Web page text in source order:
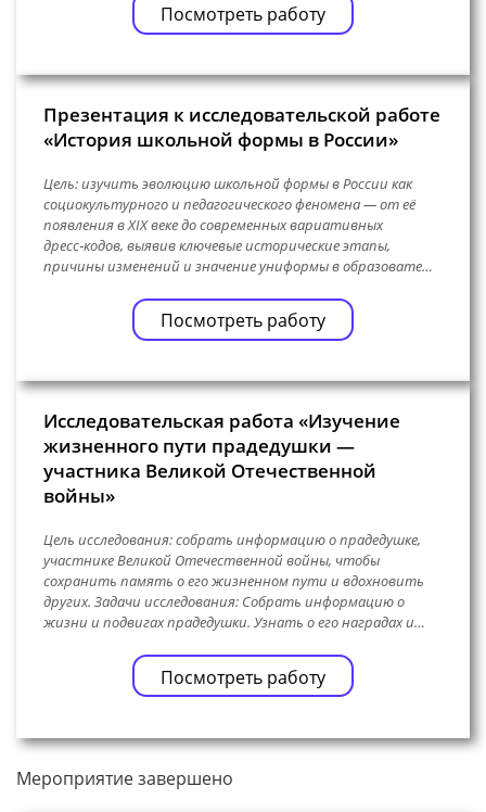
Посмотреть работу
Презентация к исследовательской работе
«История школьной формы в России»
Цель: изучить эволюцию школьной формы в России как
социокультурного и педагогического феномена — от её
появления в XIX веке до современных вариативных
дресс‑кодов, выявив ключевые исторические этапы,
причины изменений и значение униформы в образовате…
Посмотреть работу
Исследовательская работа «Изучение
жизненного пути прадедушки —
участника Великой Отечественной
войны»
Цель исследования: собрать информацию о прадедушке,
участнике Великой Отечественной войны, чтобы
сохранить память о его жизненном пути и вдохновить
других. Задачи исследования: Собрать информацию о
жизни и подвигах прадедушки. Узнать о его наградах и…
Посмотреть работу
Мероприятие завершено